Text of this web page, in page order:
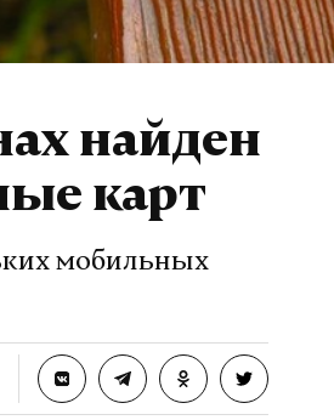
найден
карт
мобильных